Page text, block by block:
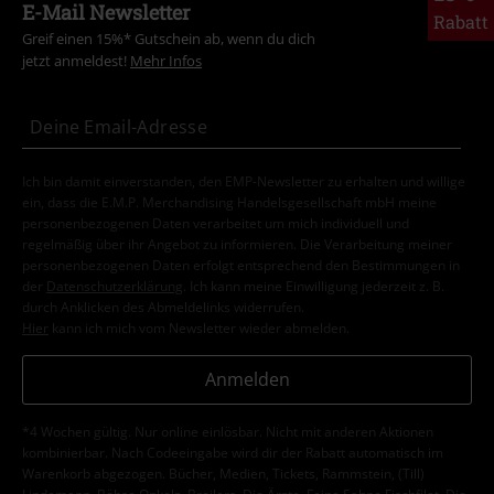
Rabatt
E-Mail Newsletter
Greif einen 15%* Gutschein ab, wenn du dich
jetzt anmeldest! Mehr Infos
Ich bin damit einverstanden, den EMP-Newsletter zu erhalten und willige
ein, dass die E.M.P. Merchandising Handelsgesellschaft mbH meine
personenbezogenen Daten verarbeitet um mich individuell und
regelmäßig über ihr Angebot zu informieren. Die Verarbeitung meiner
personenbezogenen Daten erfolgt entsprechend den Bestimmungen in
der
Datenschutzerklärung
. Ich kann meine Einwilligung jederzeit z. B.
durch Anklicken des Abmeldelinks widerrufen.
Hier kann ich mich vom Newsletter wieder abmelden.
Anmelden
*4 Wochen gültig. Nur online einlösbar. Nicht mit anderen Aktionen
kombinierbar. Nach Codeeingabe wird dir der Rabatt automatisch im
Warenkorb abgezogen. Bücher, Medien, Tickets, Rammstein, (Till)